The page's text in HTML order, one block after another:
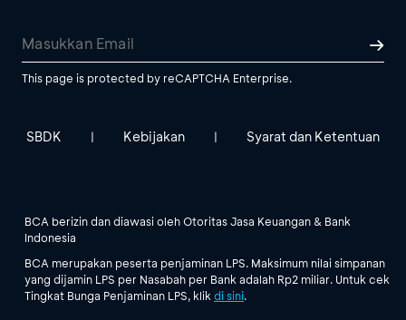
This page is protected by reCAPTCHA Enterprise.
SBDK | Kebijakan | Syarat dan Ketentuan
BCA berizin dan diawasi oleh Otoritas Jasa Keuangan & Bank
Indonesia
BCA merupakan peserta penjaminan LPS. Maksimum nilai simpanan
yang dijamin LPS per Nasabah per Bank adalah Rp2 miliar. Untuk cek
Tingkat Bunga Penjaminan LPS, klik di sini.